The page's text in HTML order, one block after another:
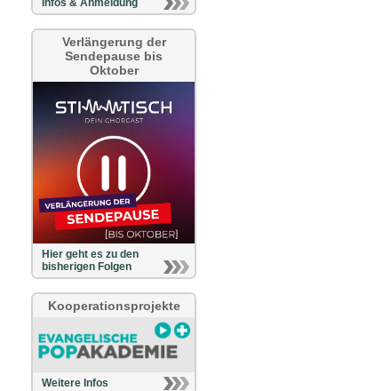
Infos & Anmeldung
Verlängerung der
Sendepause bis
Oktober
Hier geht es zu den
bisherigen Folgen
Kooperationsprojekte
Weitere Infos